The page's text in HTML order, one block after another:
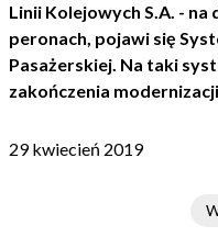
Linii Kolejowych S.A. - na
peronach, pojawi się
Pasażerskiej. Na taki
zakończenia
29 kwiecień 2019